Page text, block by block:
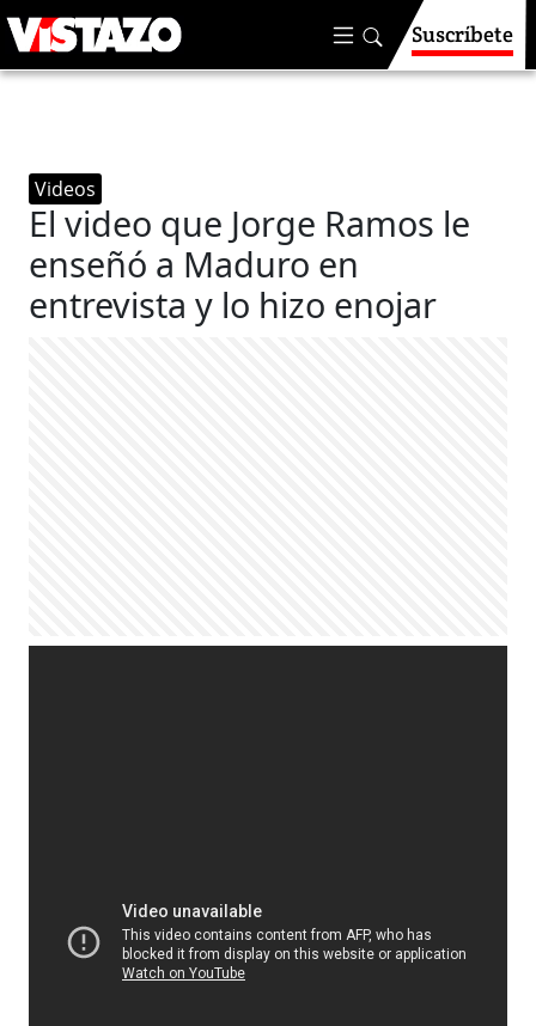
Suscríbete
Videos
El video que Jorge Ramos le
enseñó a Maduro en
entrevista y lo hizo enojar